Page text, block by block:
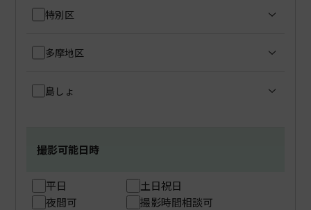
特別区
多摩地区
島しょ
撮影可能日時
平日
土日祝日
夜間可
撮影時間相談可